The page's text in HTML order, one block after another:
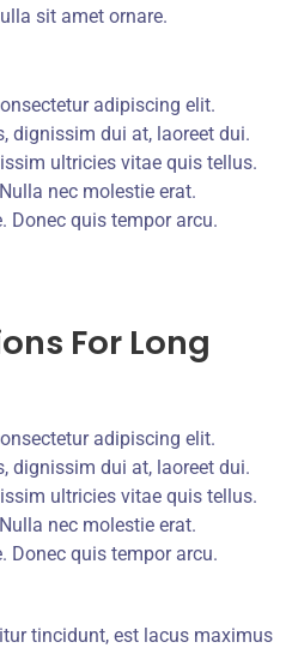
sit amet ornare.
adipiscing elit.
dignissim dui at, laoreet dui.
ultricies vitae quis tellus.
nec molestie erat.
Donec quis tempor arcu.
For Long
adipiscing elit.
dignissim dui at, laoreet dui.
ultricies vitae quis tellus.
nec molestie erat.
Donec quis tempor arcu.
tincidunt, est lacus maximus